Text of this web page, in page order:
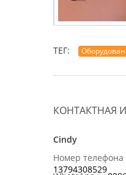
ТЕГ:
КОНТАКТНАЯ
Cindy
Номер телефона
13794308529